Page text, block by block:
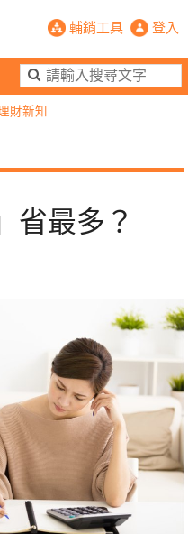
誰當「配偶」省最多？ 這樣
輔銷工具 登入
險懂生活
輔銷工具 活動專區
財新知
省最多？